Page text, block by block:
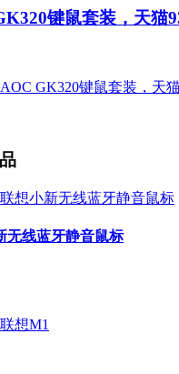
键鼠套装，天猫
无线蓝牙静音鼠标